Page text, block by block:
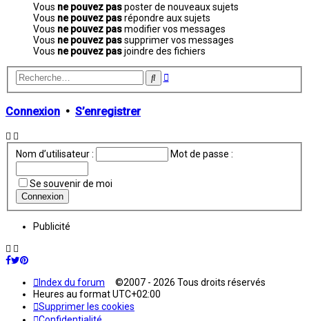
Vous ne pouvez pasposter de nouveaux sujets
Vous ne pouvez pasrépondre aux sujets
Vous ne pouvez pasmodifier vos messages
Vous ne pouvez passupprimer vos messages
Vous ne pouvez pasjoindre des fichiers
Rechercher
Recherche
Connexion • S’enregistrer
Nom d’utilisateur : Mot de passe :
Se souvenir de moi
Publicité
Index du forum ©2007 - 2026 Tous droits réservés
Heures au formatUTC+02:00
Supprimer les cookies